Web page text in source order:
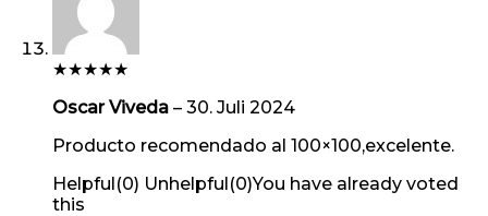
★★★★★
Oscar Viveda – 30. Juli 2024
Producto recomendado al 100×100,excelente.
Helpful(0) Unhelpful(0)You have already voted
this